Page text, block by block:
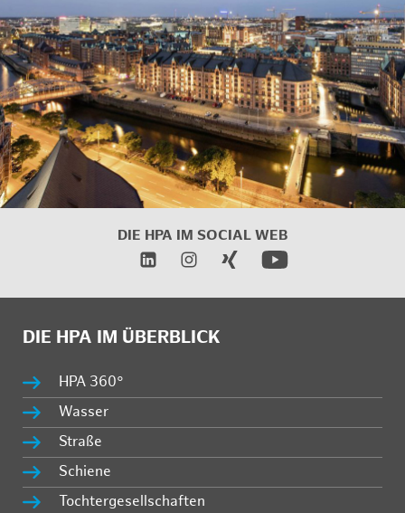
DIE HPA IM SOCIAL WEB
DIE HPA IM ÜBERBLICK
HPA 360°
Wasser
Straße
Schiene
Tochtergesellschaften